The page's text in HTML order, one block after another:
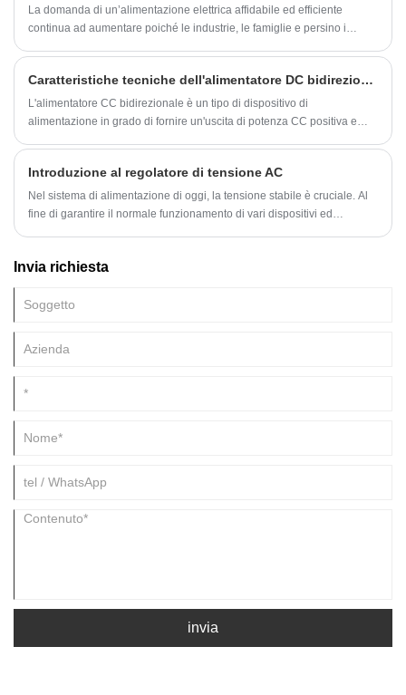
regolare la tensione e la corrente di uscita, offrendo vantaggi
significativi in ​​termini di efficienza energetica, gestione del calore e
La domanda di un’alimentazione elettrica affidabile ed efficiente
continua ad aumentare poiché le industrie, le famiglie e persino i
delle quali è l’alimentatore regolato in corrente continua a impulsi
(PDPS).
Caratteristiche tecniche dell'alimentatore DC bidirezionale
L'alimentatore CC bidirezionale è un tipo di dispositivo di
alimentazione in grado di fornire un'uscita di potenza CC positiva e
la regolazione di tensione, corrente, potenza e altri parametri, in modo
da soddisfare i requisiti di alimentazione di diversi ambienti applicativi.
Introduzione al regolatore di tensione AC
Nel sistema di alimentazione di oggi, la tensione stabile è cruciale. Al
fine di garantire il normale funzionamento di vari dispositivi ed
Invia richiesta
invia